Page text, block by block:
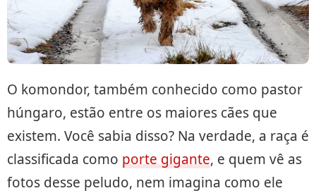
O komondor, também conhecido como pastor
húngaro, estão entre os maiores cães que
existem. Você sabia disso? Na verdade, a raça é
classificada como porte gigante, e quem vê as
fotos desse peludo, nem imagina como ele